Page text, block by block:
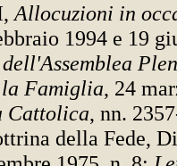
Allocuzioni in
1994 e 19
Famiglia, 24
Cattolica, nn.
della Fede,